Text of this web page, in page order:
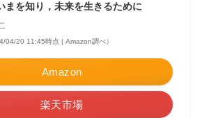
を知り，未来を生きるために
04/20 11:45時点 | Amazon調べ）
Amazon
楽天市場